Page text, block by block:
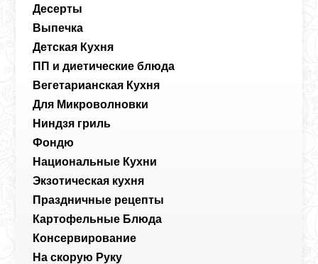
Десерты
Выпечка
Детская Кухня
ПП и диетические блюда
Вегетарианская Кухня
Для Микроволновки
Ниндзя гриль
Фондю
Национальные Кухни
Экзотическая кухня
Праздничные рецепты
Картофельные Блюда
Консервирование
На скорую Руку